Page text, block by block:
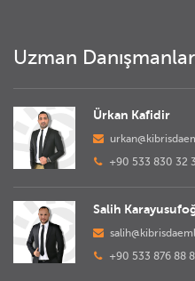
Uzman
Ürkan Kafidir
+90 533 830 32
Salih
+90 533 876 88